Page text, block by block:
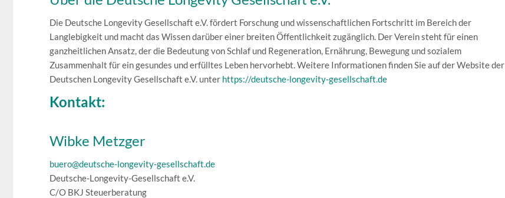
Die Deutsche Longevity Gesellschaft e.V. fördert Forschung und wissenschaftlichen Fortschritt im Bereich der
Langlebigkeit und macht das Wissen darüber einer breiten Öffentlichkeit zugänglich. Der Verein steht für einen
ganzheitlichen Ansatz, der die Bedeutung von Schlaf und Regeneration, Ernährung, Bewegung und sozialem
Zusammenhalt für ein gesundes und erfülltes Leben hervorhebt. Weitere Informationen finden Sie auf der Website der
Deutschen Longevity Gesellschaft e.V. unter https://deutsche-longevity-gesellschaft.de
Kontakt:
Wibke Metzger
buero@deutsche-longevity-gesellschaft.de
Deutsche-Longevity-Gesellschaft e.V.
C/O BKJ Steuerberatung